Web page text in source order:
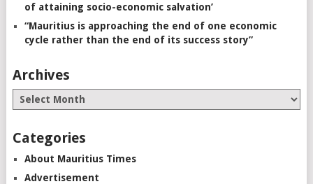
of attaining socio-economic salvation’
“Mauritius is approaching the end of one economic
cycle rather than the end of its success story”
Archives
Categories
About Mauritius Times
Advertisement